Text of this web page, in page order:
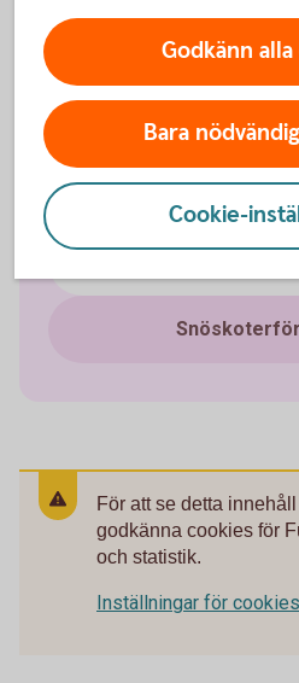
Lätt
För att se detta
godkänna cookies för
och statistik.
Inställningar för cookies
Godkänn
Bara
Cookie-